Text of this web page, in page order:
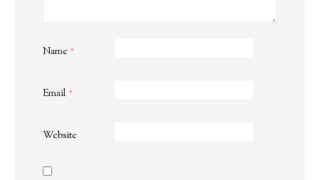
Name *
Email *
Website